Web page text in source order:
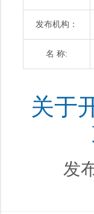
发布机构：
名 称:
关于
发